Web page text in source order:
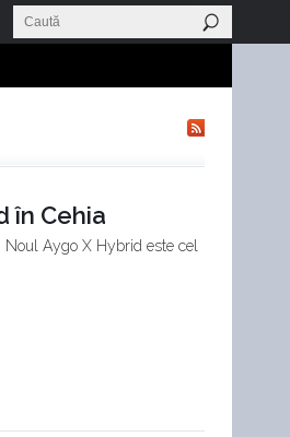
în Cehia
Aygo X Hybrid este cel